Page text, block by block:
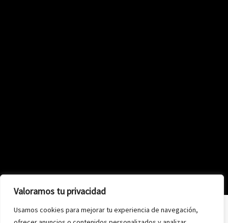
Valoramos tu privacidad
Usamos cookies para mejorar tu experiencia de navegación,